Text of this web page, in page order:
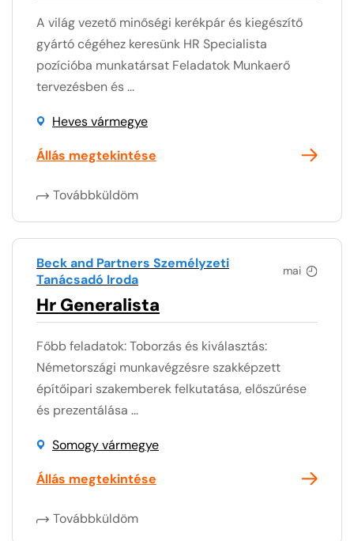
A világ vezető minőségi kerékpár és kiegészítő
gyártó cégéhez keresünk HR Specialista
pozícióba munkatársat Feladatok Munkaerő
tervezésben és ...
Heves vármegye
Állás megtekintése
Továbbküldöm
mai
Beck and Partners Személyzeti
Tanácsadó Iroda
Hr Generalista
Főbb feladatok: Toborzás és kiválasztás:
Németországi munkavégzésre szakképzett
építőipari szakemberek felkutatása, előszűrése
és prezentálása ...
Somogy vármegye
Állás megtekintése
Továbbküldöm